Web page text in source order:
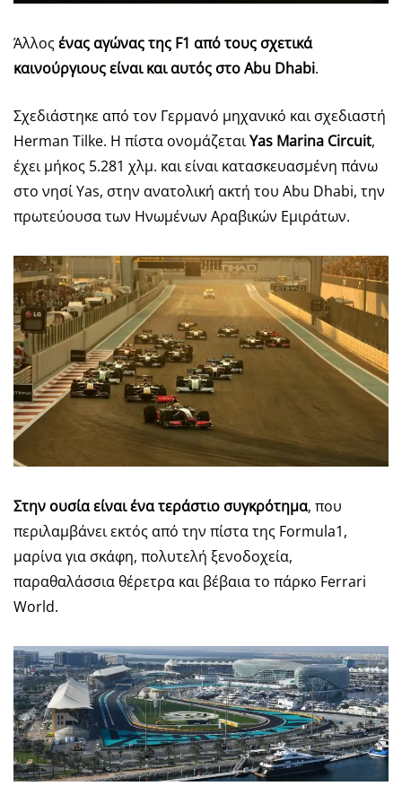
Άλλοςένας αγώνας της F1 από τους σχετικά
καινούργιους είναι και αυτός στοAbu Dhabi.
Σχεδιάστηκε από τον Γερμανό μηχανικό και σχεδιαστή
Herman Tilke. H πίστα ονομάζεταιYas Marina Circuit,
έχει μήκος 5.281 χλμ. και είναι κατασκευασμένη πάνω
στο νησί Yas, στην ανατολική ακτή του Abu Dhabi, την
πρωτεύουσα των Ηνωμένων Αραβικών Εμιράτων.
Στην ουσία είναι ένα τεράστιο συγκρότημα, που
περιλαμβάνει εκτός από την πίστα της Formula1,
μαρίνα για σκάφη, πολυτελή ξενοδοχεία,
παραθαλάσσια θέρετρα και βέβαια το πάρκο Ferrari
World.